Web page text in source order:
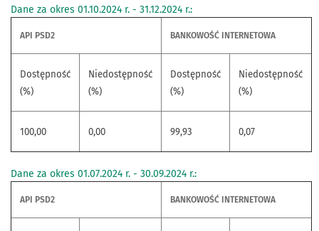
Dane za okres 01.10.2024 r. - 31.12.2024 r.:
API PSD2 BANKOWOŚĆ INTERNETOWA
Dostępność
(%)
Niedostępność
(%)
Dostępność
(%)
Niedostępność
(%)
100,00 0,00 99,93 0,07
Dane za okres 01.07.2024 r. - 30.09.2024 r.:
API PSD2 BANKOWOŚĆ INTERNETOWA